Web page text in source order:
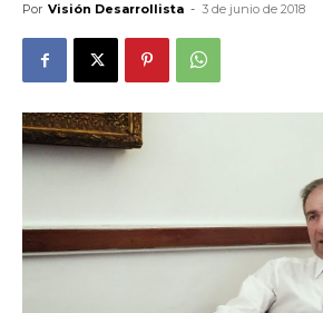
Por Visión Desarrollista - 3 de junio de 2018